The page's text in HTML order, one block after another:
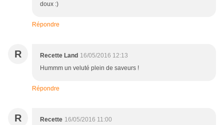
doux :)
Répondre
R Recette Land 16/05/2016 12:13
Hummm un veluté plein de saveurs !
Répondre
R Recette 16/05/2016 11:00